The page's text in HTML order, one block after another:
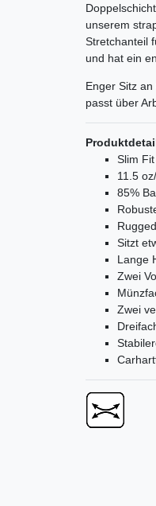
unserem
Stretchanteil
und hat ein
Enger Sitz
passt über
Slim Fit
11.5
85%
Sitzt
Lange
Zwei
Zwei